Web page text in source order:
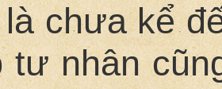
chưa kể
tư nhân